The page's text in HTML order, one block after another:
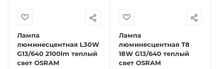
Лампа
люминесцентная L30W
G13/640 2100lm теплый
свет OSRAM
Лампа
люминесцентная T8
18W G13/640 теплый
свет OSRAM